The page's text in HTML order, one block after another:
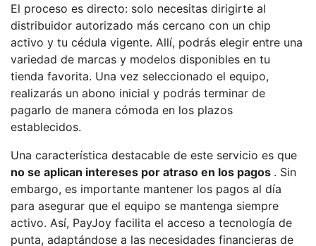
El proceso es directo: solo necesitas dirigirte al
distribuidor autorizado más cercano con un chip
activo y tu cédula vigente. Allí, podrás elegir entre una
variedad de marcas y modelos disponibles en tu
tienda favorita. Una vez seleccionado el equipo,
realizarás un abono inicial y podrás terminar de
pagarlo de manera cómoda en los plazos
establecidos.
Una característica destacable de este servicio es que
no se aplican intereses por atraso en los pagos . Sin
embargo, es importante mantener los pagos al día
para asegurar que el equipo se mantenga siempre
activo. Así, PayJoy facilita el acceso a tecnología de
punta, adaptándose a las necesidades financieras de